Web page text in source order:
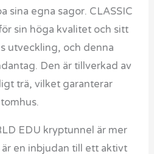
sina egna sagor. CLASSIC
sin höga kvalitet och sitt
utveckling, och denna
Den är tillverkad av
trä, vilket garanterar
EDU kryptunnel är mer
är en inbjudan till ett aktivt